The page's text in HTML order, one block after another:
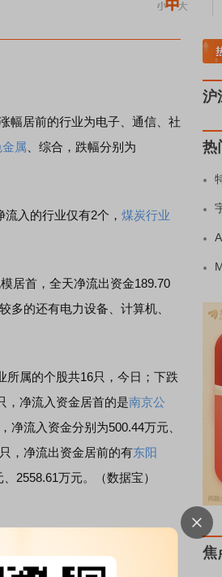
居前的行业为电子、通信、社
属 、综合，跌幅分别为
入的行业仅有2个， 煤炭行业
居首，全天净流出资金189.70
多的还有电力设备、计算机、
所属的个股共16只，今日；下跌
，净流入资金居首的是南京公
，净流入资金分别为500.44万元、
，净流出资金居前的有东阳
2558.61万元。（数据宝）
重要
沪
热
焦